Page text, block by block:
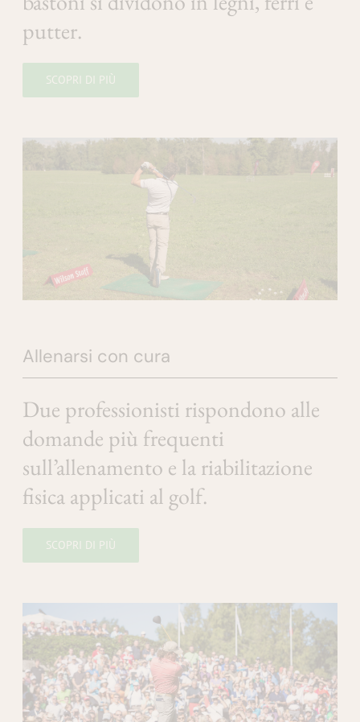
putter.
SCOPRI DI PIÙ
Allenarsi con cura
Due professionisti rispondono alle
domande più frequenti
sull’allenamento e la riabilitazione
fisica applicati al golf.
SCOPRI DI PIÙ